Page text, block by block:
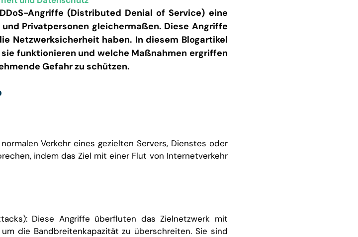
Angriffe (Distributed Denial of Service) eine
Privatpersonen gleichermaßen. Diese Angriffe
Netzwerksicherheit haben. In diesem Blogartikel
funktionieren und welche Maßnahmen ergriffen
Gefahr zu schützen.
Verkehr eines gezielten Servers, Dienstes oder
indem das Ziel mit einer Flut von Internetverkehr
Diese Angriffe überfluten das Zielnetzwerk mit
die Bandbreitenkapazität zu überschreiten. Sie sind